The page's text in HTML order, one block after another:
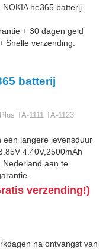
he365 batterij
+ 30 dagen geld
Snelle verzending.
batterij
TA-1111 TA-1123
een langere levensduur
4.40V,2500mAh
Nederland aan te
verzending!)
na ontvangst van